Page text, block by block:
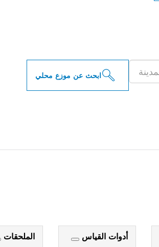
ابحث عن موزع محلي
أدوات القياس الملحقات